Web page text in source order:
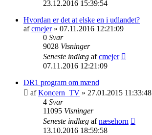
23.12.2016 15:39:54
Hvordan er det at elske en i udlandet?
afcmejer» 07.11.2016 12:21:09
0 Svar
9028 Visninger
Seneste indlæg afcmejer
07.11.2016 12:21:09
DR1 program om mænd
afKoncern_TV » 27.01.2015 11:33:48
4 Svar
11095 Visninger
Seneste indlæg afnæsehorn
13.10.2016 18:59:58